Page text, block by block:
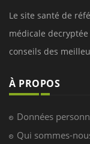
Le site santé de
médicale
conseils des
À PROPOS
Données
Qui sommes-